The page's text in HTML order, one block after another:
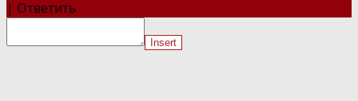
| Ответить
Insert